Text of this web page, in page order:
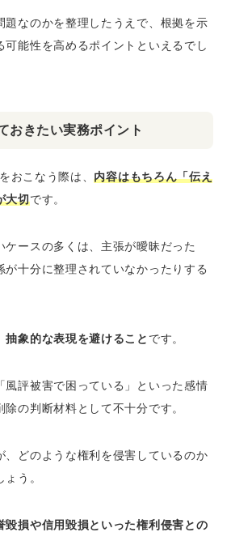
題なのかを整理したうえで、根拠を示
可能性を高めるポイントといえるでし
おきたい実務ポイント
おこなう際は、内容はもちろん「伝え
大切です。
ケースの多くは、主張が曖昧だった
が十分に整理されていなかったりする
抽象的な表現を避けること です。
風評被害で困っている」といった感情
の判断材料として不十分です。
、どのような権利を侵害しているのか
う。
毀損や信用毀損といった権利侵害との